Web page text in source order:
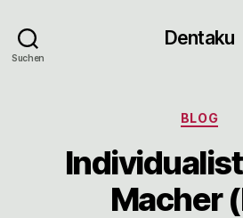
Suchen
Dentaku
BLOG
Macher